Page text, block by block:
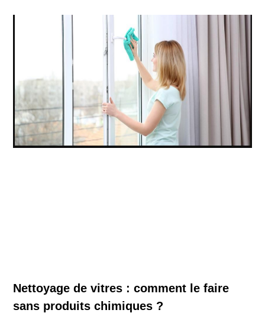
Nettoyage de vitres : comment le faire
sans produits chimiques ?